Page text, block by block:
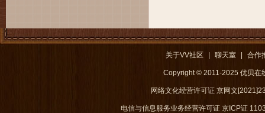
关于VV社区 聊天室 合作
Copyright © 2011-2025 优贝在
网络文化经营许可证 京网文
电信与信息服务业务经营许可证 京ICP证